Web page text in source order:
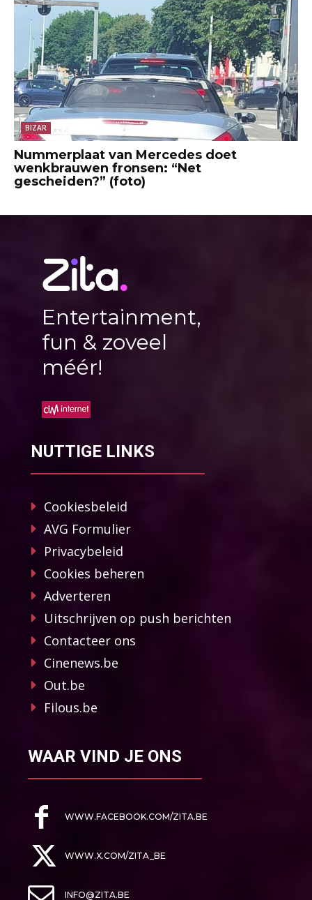
BIZAR
Nummerplaat van Mercedes doet
wenkbrauwen fronsen: “Net
gescheiden?” (foto)
Entertainment,
fun & zoveel
méér!
NUTTIGE LINKS
Cookiesbeleid
AVG Formulier
Privacybeleid
Cookies beheren
Adverteren
Uitschrijven op push berichten
Contacteer ons
Cinenews.be
Out.be
Filous.be
WAAR VIND JE ONS
WWW.FACEBOOK.COM/ZITA.BE
WWW.X.COM/ZITA_BE
INFO@ZITA.BE